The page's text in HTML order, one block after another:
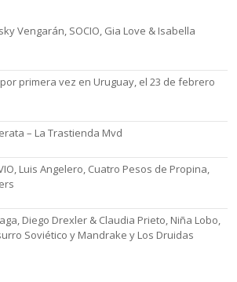
Vengarán, SOCIO, Gia Love & Isabella
primera vez en Uruguay, el 23 de febrero
– La Trastienda Mvd
Luis Angelero, Cuatro Pesos de Propina,
Diego Drexler & Claudia Prieto, Niña Lobo,
Soviético y Mandrake y Los Druidas